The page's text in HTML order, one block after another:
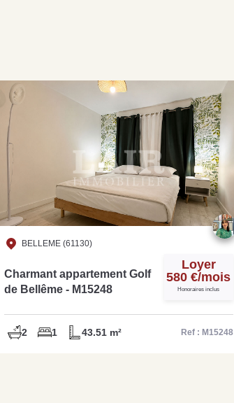
BELLEME (61130)
Charmant appartement Golf
de Bellême - M15248
Loyer
580 €/mois
Honoraires inclus
2 1 43.51 m² Ref : M15248